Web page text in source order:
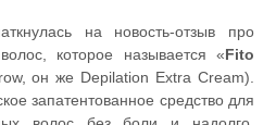
на новость-отзыв про
которое называется «Fito
он же Depilation Extra Cream).
запатентованное средство для